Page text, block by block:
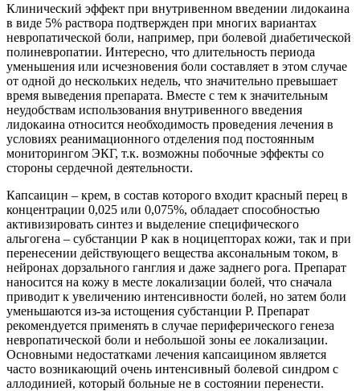
Клинический эффект при внутривенном введении лидокаина
в виде 5% раствора подтвержден при многих вариантах
невропатической боли, например, при болевой диабетической
полиневропатии. Интересно, что длительность периода
уменьшения или исчезновения боли составляет в этом случае
от одной до нескольких недель, что значительно превышает
время выведения препарата. Вместе с тем к значительным
неудобствам использования внутривенного введения
лидокаина относится необходимость проведения лечения в
условиях реанимационного отделения под постоянным
мониторингом ЭКГ, т.к. возможны побочные эффекты со
стороны сердечной деятельности.
Капсаицин – крем, в состав которого входит красный перец в
концентрации 0,025 или 0,075%, обладает способностью
активизировать синтез и выделение специфического
альгогена – субстанции Р как в ноцицепторах кожи, так и при
перенесении действующего вещества аксональным током, в
нейронах дорзального ганглия и даже заднего рога. Препарат
наносится на кожу в месте локализации болей, что сначала
приводит к увеличению интенсивности болей, но затем боли
уменьшаются из-за истощения субстанции Р. Препарат
рекомендуется применять в случае периферического генеза
невропатической боли и небольшой зоны ее локализации.
Основными недостатками лечения капсаицином является
часто возникающий очень интенсивный болевой синдром с
аллодинией, который больные не в состоянии перенести.